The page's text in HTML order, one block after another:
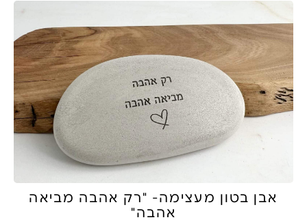
אבן בטון מעצימה- "רק אהבה מביאה
אהבה"